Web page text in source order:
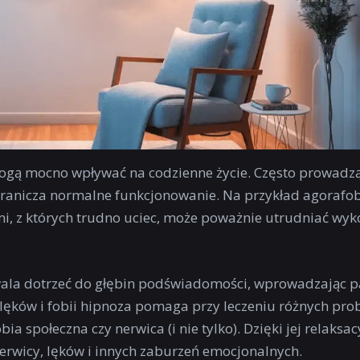
mocno wpływać na codzienne życie. Często
normalne funkcjonowanie. Na przykład
z których trudno uciec, może poważnie utrudniać
dotrzeć do głębin podświadomości, wprowadzając
i fobii hipnoza pomaga przy leczeniu różnych
społeczna czy nerwica (i nie tylko). Dzięki jej
lęków i innych zaburzeń emocjonalnych.